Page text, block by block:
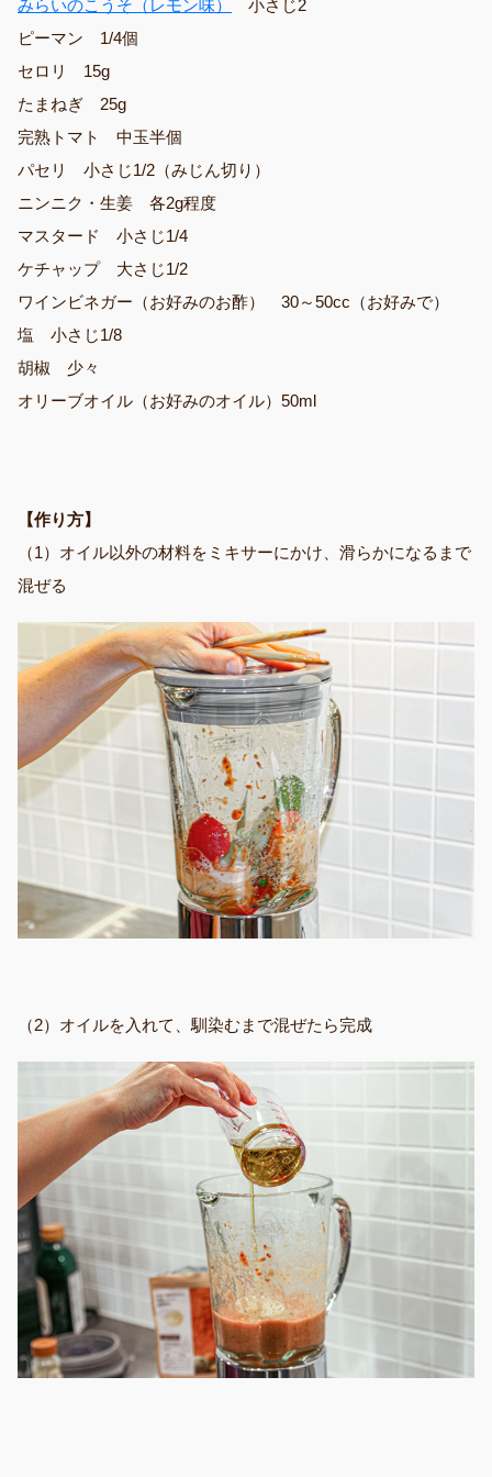
みらいのこうそ（レモン味）
小さじ2
ピーマン 1/4個
セロリ 15g
たまねぎ 25g
完熟トマト 中玉半個
パセリ 小さじ1/2（みじん切り）
ニンニク・生姜 各2g程度
マスタード 小さじ1/4
ケチャップ 大さじ1/2
ワインビネガー（お好みのお酢） 30～50cc（お好みで）
塩 小さじ1/8
胡椒 少々
オリーブオイル（お好みのオイル）50ml
【作り方】
（1）オイル以外の材料をミキサーにかけ、滑らかになるまで
混ぜる
（2）オイルを入れて、馴染むまで混ぜたら完成